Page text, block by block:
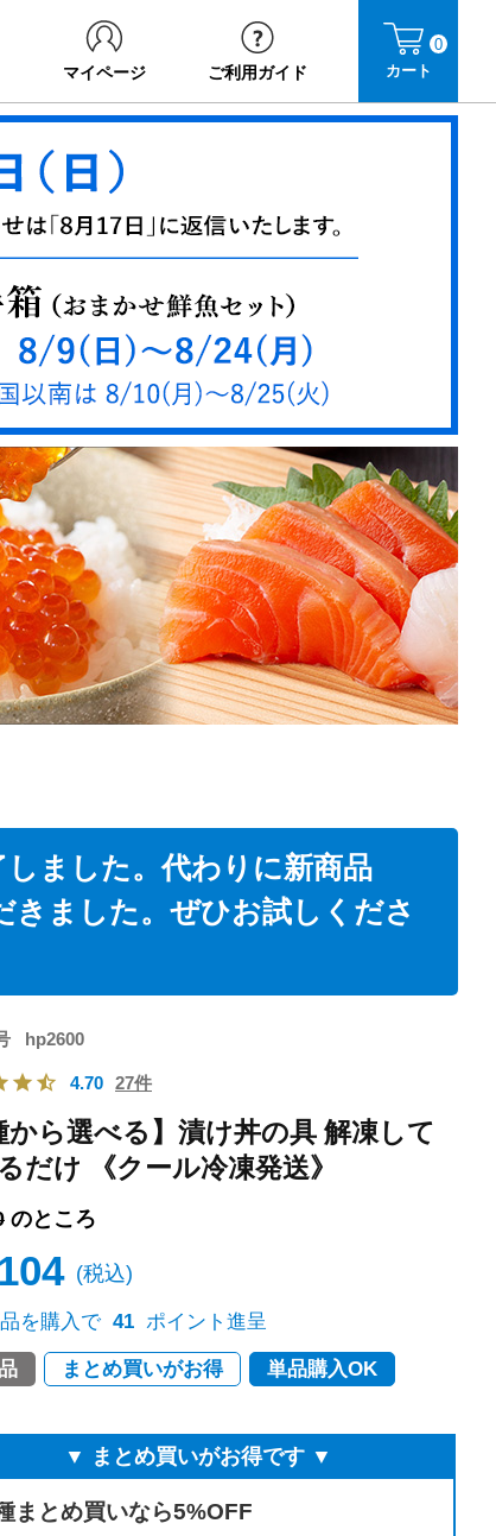
マイページ ご利用ガイド カート
0
しました。代わりに新商品
きました。ぜひお試しくださ
hp2600
4.70 27件
から選べる】漬け丼の具 解凍して
だけ 《クール冷凍発送》
のところ
税込
を購入で 41 ポイント進呈
まとめ買いがお得 単品購入OK
▼ まとめ買いがお得です ▼
まとめ買いなら5%OFF